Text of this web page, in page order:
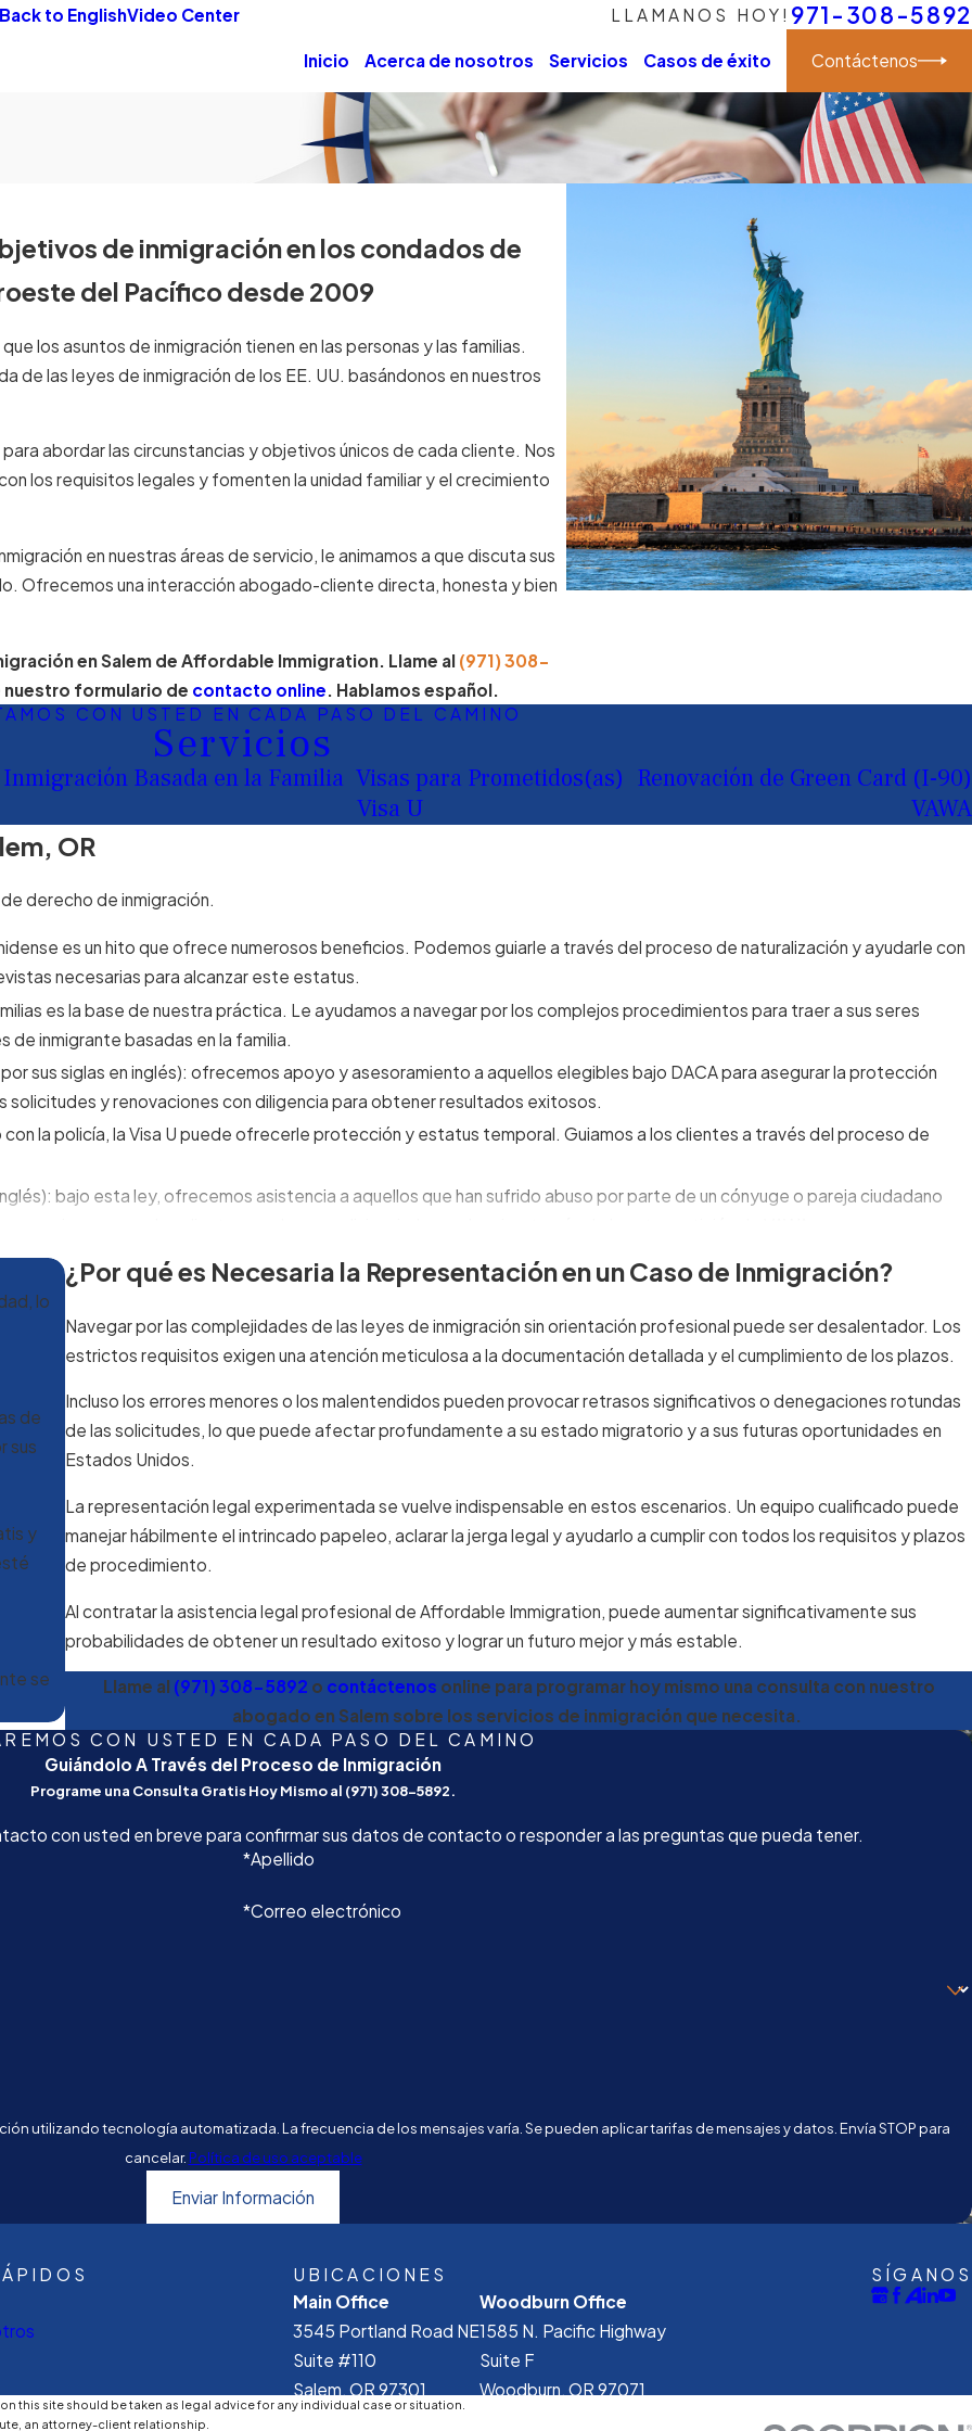
Back to EnglishVideo Center LLAMANOS HOY! 971-308-5892
Inicio Acerca de nosotros Servicios Casos de éxito Contáctenos
de inmigración en los condados de
del Pacífico desde 2009
los asuntos de inmigración tienen en las personas y las familias.
de las leyes de inmigración de los EE. UU. basándonos en nuestros
abordar las circunstancias y objetivos únicos de cada cliente. Nos
los requisitos legales y fomenten la unidad familiar y el crecimiento
en nuestras áreas de servicio, le animamos a que discuta sus
Ofrecemos una interacción abogado-cliente directa, honesta y bien
en Salem de Affordable Immigration. Llame al (971) 308-
formulario de contacto online . Hablamos español.
CON USTED EN CADA PASO DEL CAMINO
Servicios
Inmigración Basada en la Familia Visas para Prometidos(as) Renovación de Green Card (I-90)
Visa U VAWA
OR
derecho de inmigración.
es un hito que ofrece numerosos beneficios. Podemos guiarle a través del proceso de naturalización y ayudarle con
necesarias para alcanzar este estatus.
es la base de nuestra práctica. Le ayudamos a navegar por los complejos procedimientos para traer a sus seres
inmigrante basadas en la familia.
, por sus siglas en inglés): ofrecemos apoyo y asesoramiento a aquellos elegibles bajo DACA para asegurar la protección
y renovaciones con diligencia para obtener resultados exitosos.
la policía, la Visa U puede ofrecerle protección y estatus temporal. Guiamos a los clientes a través del proceso de
inglés): bajo esta ley, ofrecemos asistencia a aquellos que han sufrido abuso por parte de un cónyuge o pareja ciudadano
para trabajar en los EE. UU. es crucial. Nuestro bufete se encarga de las renovaciones de permisos de trabajo para
los canales legales necesarios para cumplir con las leyes de inmigración.
su estatus a la residencia permanente (titular degreen card) sin necesidad de salir de los EE. UU. Preparamos y
un apoyo integral durante todo el proceso de solicitud.
puede ser un problema, ayudamos a los clientes a solicitar exenciones o indultos. Nuestro conocimiento del manejo
para superar obstáculos legales.
de solicitud a través del formulario I-90, facilitando la renovación o el reemplazo de lasgreen cards. Nuestro equipo puede
evitar cualquier interrupción en su estatus.
pueden ser elegibles para el permiso de permanencia temporal en el país, lo que permite a ciertos miembros
sobre esta opción de alivio para ayudarlo a cumplir con todos los requisitos de elegibilidad.
permanente condicional, ayudamos a presentar las peticiones necesarias para cancelar estas barreras y ayudarle a
obtener la visa de prometido(a) K-1, que permite a los prometidos extranjeros de ciudadanos estadounidenses entrar al
desde la solicitud hasta la entrevista.
¿Por qué es Necesaria la Representación en un Caso de Inmigración?
Navegar por las complejidades de las leyes de inmigración sin orientación profesional puede ser desalentador. Los
estrictos requisitos exigen una atención meticulosa a la documentación detallada y el cumplimiento de los plazos.
Incluso los errores menores o los malentendidos pueden provocar retrasos significativos o denegaciones rotundas
de las solicitudes, lo que puede afectar profundamente a su estado migratorio y a sus futuras oportunidades en
Estados Unidos.
La representación legal experimentada se vuelve indispensable en estos escenarios. Un equipo cualificado puede
manejar hábilmente el intrincado papeleo, aclarar la jerga legal y ayudarlo a cumplir con todos los requisitos y plazos
de procedimiento.
Al contratar la asistencia legal profesional de Affordable Immigration, puede aumentar significativamente sus
probabilidades de obtener un resultado exitoso y lograr un futuro mejor y más estable.
Llame al (971) 308-5892 o contáctenos online para programar hoy mismo una consulta con nuestro
abogado en Salem sobre los servicios de inmigración que necesita.
lo
de
sus
y
se
CON USTED EN CADA PASO DEL CAMINO
Guiándolo A Través del Proceso de Inmigración
Programe una Consulta Gratis Hoy Mismo al (971) 308-5892.
con usted en breve para confirmar sus datos de contacto o responder a las preguntas que pueda tener.
*Apellido
*Correo electrónico
utilizando tecnología automatizada. La frecuencia de los mensajes varía. Se pueden aplicar tarifas de mensajes y datos. Envía STOP para
cancelar. Política de uso aceptable
Enviar Información
UBICACIONES
Main Office
3545 Portland Road NE
Suite #110
Salem, OR 97301
Mapa Y Direcciones
Woodburn Office
1585 N. Pacific Highway
Suite F
Woodburn, OR 97071
SÍGANOS
this site should be taken as legal advice for any individual case or situation.
an attorney-client relationship.